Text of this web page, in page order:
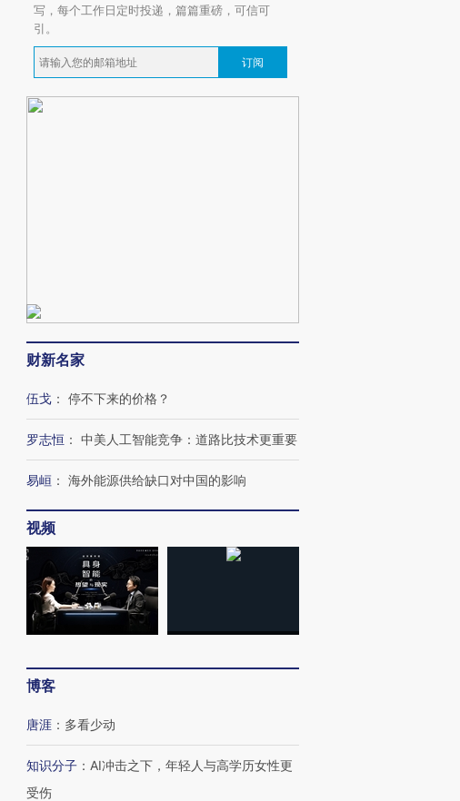
写，每个工作日定时投递，篇篇重磅，可信可
引。
订阅
财新名家
伍戈 ： 停不下来的价格？
罗志恒 ： 中美人工智能竞争：道路比技术更重要
易峘 ： 海外能源供给缺口对中国的影响
视频
博客
唐涯 ： 多看少动
知识分子 ： AI冲击之下，年轻人与高学历女性更
受伤